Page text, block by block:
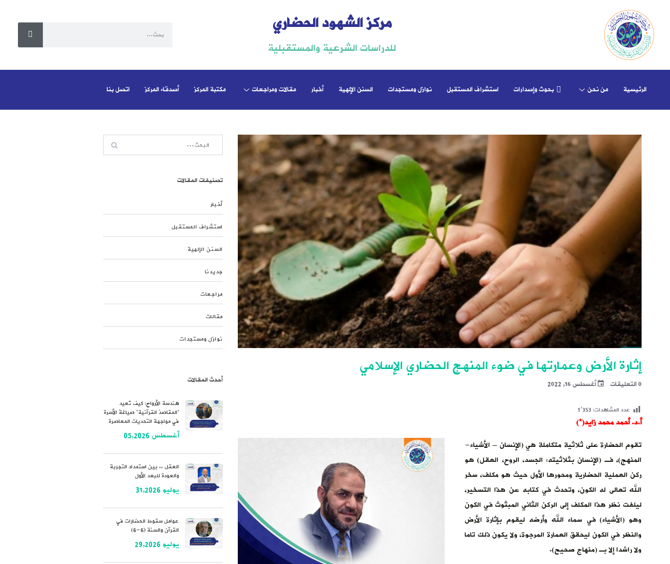
مركز الشهود الحضاري
للدراسات الشرعية والمستقبلية
الرئيسية من نحن بحوث وإصدارات استشراف المستقبل نوازل ومستجدات السنن الإلهية أخبار مقالات ومراجعات مكتبة المركز أصدقاء المركز اتصل بنا
إثارة الأرض وعمارتها في ضوء المنهج الحضاري الإسلامي
0 التعليقات أغسطس 16, 2022
عدد المشاهدات:1٬353
أ.د. أحمد محمد زايد(*)
تقوم الحضارة على ثلاثية متكاملة هي (الإنسان – الأشياء-
المنهج)، فـ (الإنسان بثلاثيته: الجسد، الروح، العقل) هو
ركن العملية الحضارية ومحورها الأول حيث هو مكلف، سخر
الله تعالى له الكون، وتحدث في كتابه عن هذا التسخير،
ليلفت نظر هذا المكلف إلى الركن الثاني المبثوث في الكون
وهو (الأشياء) في سماء الله وأرضه ليقوم بإثارة الأرض
والنظر في الكون ليحقق العمارة المرجوة، ولا يكون ذلك تاما
ولا راشدا إلا بـ (منهاج صحيح).
تصنيفات المقالات
أخبار
استشراف المستقبل
السنن الإلهية
جديدنا
مراجعات
مقالات
نوازل ومستجدات
أحدث المقالات
هندسة الأرواح: كيف تُعيد
“المقاصدُ القرآنية” صياغةَ الأسرة
في مواجهة التحديات المعاصرة
أغسطس 05,2026
العقل .. بين استمداد التجربة
والعودة للبعد الأول
يوليو 31,2026
عوامل سقوط الحضارات في
القرآن والسنة (6-6)
يوليو 29,2026